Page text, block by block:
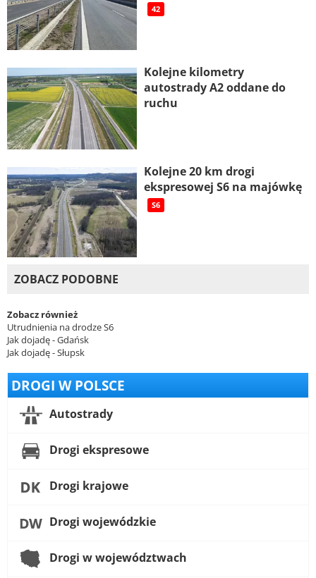
42
Kolejne kilometry
autostrady A2 oddane do
ruchu
Kolejne 20 km drogi
ekspresowej S6 na majówkę
S6
ZOBACZ PODOBNE
Zobacz również
Utrudnienia na drodze S6
Jak dojadę - Gdańsk
Jak dojadę - Słupsk
DROGI W POLSCE
Autostrady
Drogi ekspresowe
Drogi krajowe
Drogi wojewódzkie
Drogi w województwach